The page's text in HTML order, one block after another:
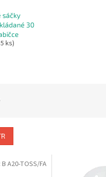
sáčky
30
ks)
B A20-TOSS/FA